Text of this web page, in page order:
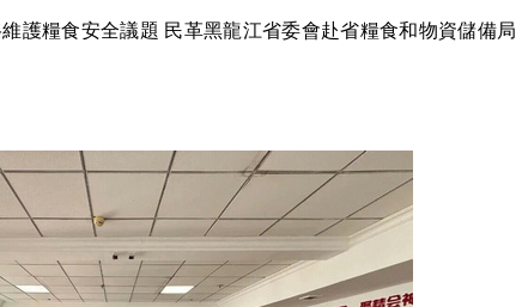
護糧食安全議題 民革黑龍江省委會赴省糧食和物資儲備局